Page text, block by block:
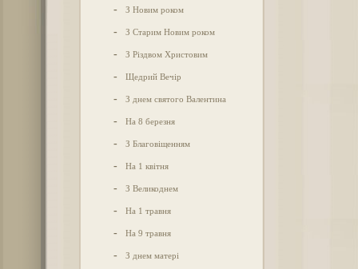
- З Новим роком
- З Старим Новим роком
- З Різдвом Христовим
- Щедрий Вечір
- З днем святого Валентина
- На 8 березня
- З Благовіщенням
- На 1 квітня
- З Великоднем
- На 1 травня
- На 9 травня
- З днем матері